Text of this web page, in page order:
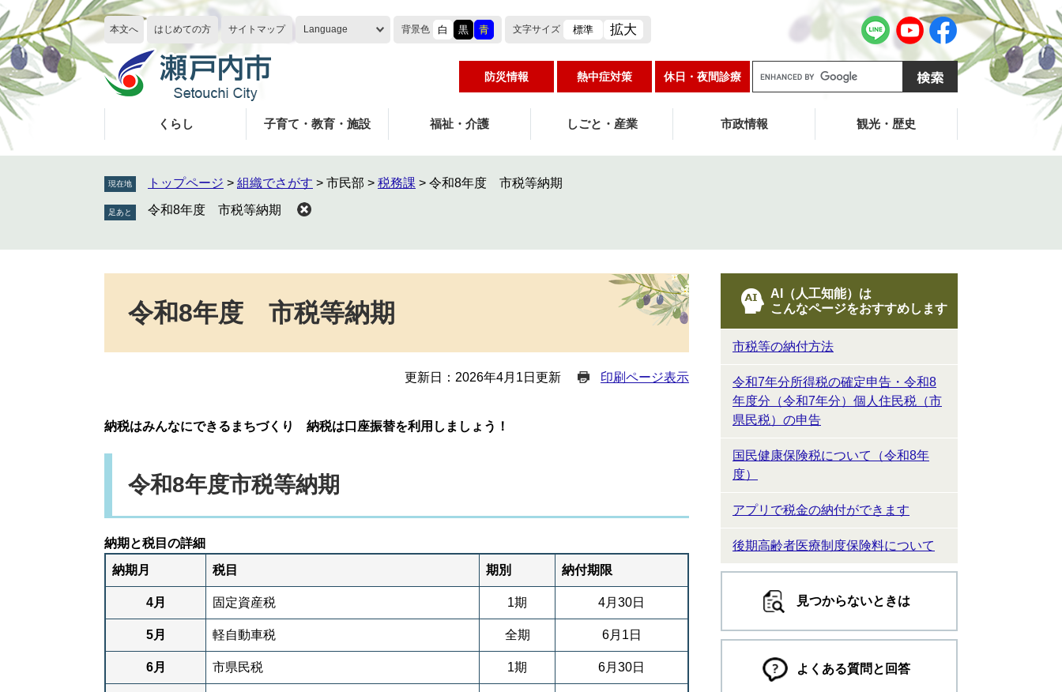
ペ
ー
ジ
の
先
頭
で
す
メ
ニ
ュ
ー
を
飛
ば
し
本文へ はじめての方 サイトマップ Language 背景色 白 黒 青 文字サイズ 標準 拡大
防災情報 熱中症対策 休日・夜間診療
g
e
くらし 子育て・教育・施設 福祉・介護 しごと・産業 市政情報 観光・歴史
現在地 トップページ > 組織でさがす > 市民部 > 税務課 > 令和8年度 市税等納期
令和8年度 市税等納期
令和8年度 市税等納期
更新日：2026年4月1日更新 印刷ページ表示
納税はみんなにできるまちづくり 納税は口座振替を利用しましょう！
令和8年度市税等納期
納期と税目の詳細
納期月
税目 期別 納付期限
4月 固定資産税 1期 4月30日
5月 軽自動車税 全期 6月1日
6月 市県民税 1期 6月30日
AI（人工知能）は
こんなページをおすすめします
市税等の納付方法
令和7年分所得税の確定申告・令和8
年度分（令和7年分）個人住民税（市
県民税）の申告
国民健康保険税について（令和8年
度）
アプリで税金の納付ができます
後期高齢者医療制度保険料について
見つからないときは
よくある質問と回答